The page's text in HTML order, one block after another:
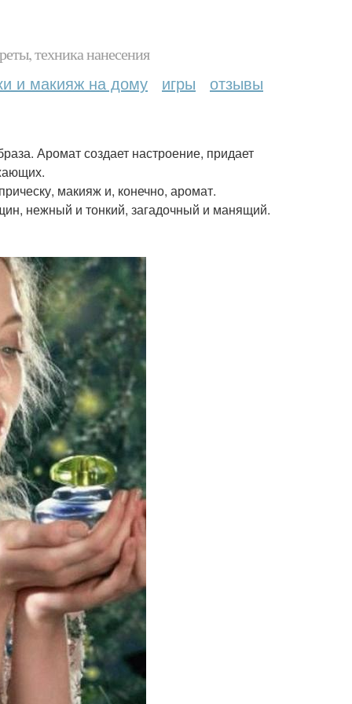
техника нанесения
и макияж на дому игры отзывы
Аромат создает настроение, придает
макияж и, конечно, аромат.
нежный и тонкий, загадочный и манящий.